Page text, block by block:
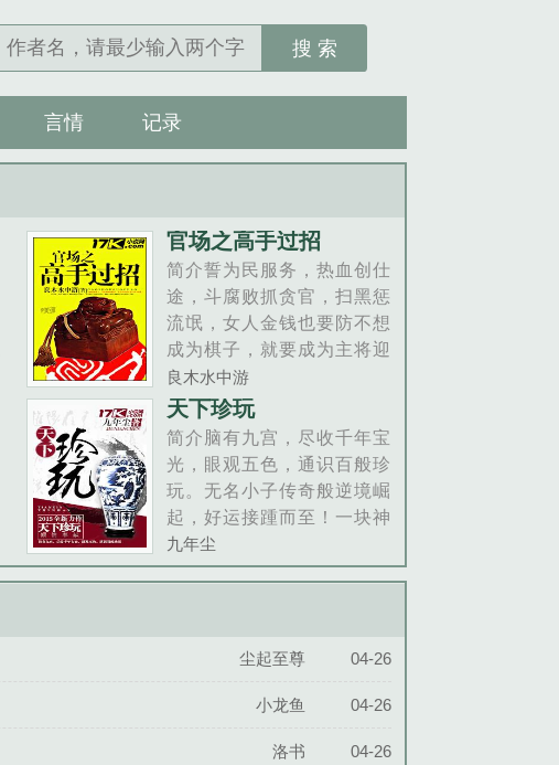
搜 索
言情 记录
官场之高手过招
简介誓为民服务，热血创仕
途，斗腐败抓贪官，扫黑惩
流氓，女人金钱也要防不想
成为棋子，就要成为主将迎
难而上，踏上顶峰。连更天
数的右侧有个加入书架，大
家请顺手点一下，那个就是
收藏。......
良木水中游
天下珍玩
简介脑有九宫，尽收千年宝
光，眼观五色，通识百般珍
玩。无名小子传奇般逆境崛
起，好运接踵而至！一块神
秘莫测的龟甲，到底蕴含着
怎样的灵力？古玩江湖波诡
缘，只在弹指间。......
九年尘
尘起至尊 04-26
小龙鱼 04-26
洛书 04-26